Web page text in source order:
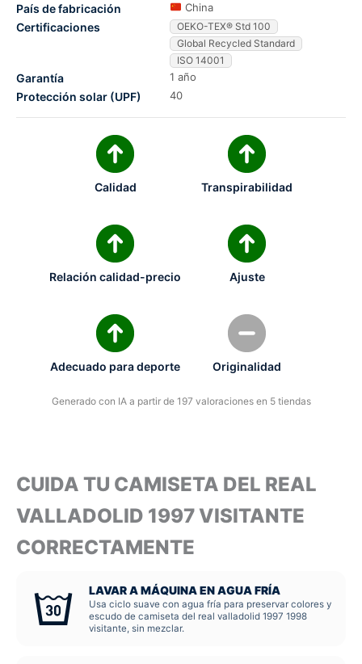
País de fabricación China
Certificaciones
OEKO-TEX® Std 100
Global Recycled Standard
ISO 14001
Garantía 1 año
Protección solar (UPF) 40
Calidad Transpirabilidad
Relación calidad-precio Ajuste
Adecuado para deporte Originalidad
Generado con IA a partir de 197 valoraciones en 5 tiendas
CUIDA TU CAMISETA DEL REAL
VALLADOLID 1997 VISITANTE
CORRECTAMENTE
LAVAR A MÁQUINA EN AGUA FRÍA
Usa ciclo suave con agua fría para preservar colores y
escudo de camiseta del real valladolid 1997 1998
visitante, sin mezclar.